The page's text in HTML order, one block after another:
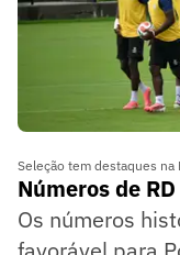
Seleção tem destaques na
Números de
Os números